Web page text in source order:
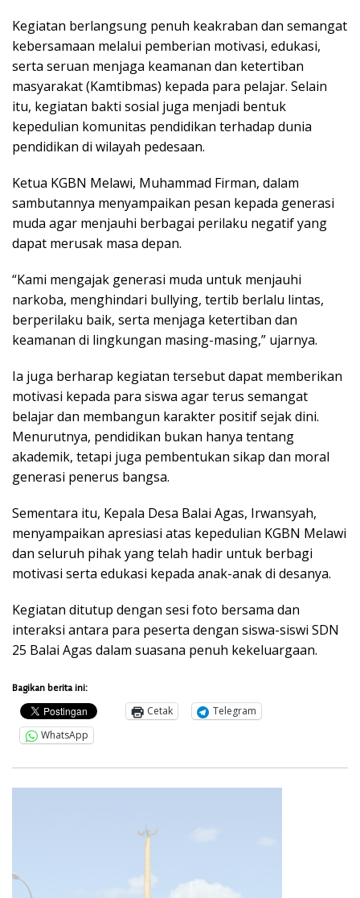
Kegiatan berlangsung penuh keakraban dan semangat
kebersamaan melalui pemberian motivasi, edukasi,
serta seruan menjaga keamanan dan ketertiban
masyarakat (Kamtibmas) kepada para pelajar. Selain
itu, kegiatan bakti sosial juga menjadi bentuk
kepedulian komunitas pendidikan terhadap dunia
pendidikan di wilayah pedesaan.
Ketua KGBN Melawi, Muhammad Firman, dalam
sambutannya menyampaikan pesan kepada generasi
muda agar menjauhi berbagai perilaku negatif yang
dapat merusak masa depan.
“Kami mengajak generasi muda untuk menjauhi
narkoba, menghindari bullying, tertib berlalu lintas,
berperilaku baik, serta menjaga ketertiban dan
keamanan di lingkungan masing-masing,” ujarnya.
Ia juga berharap kegiatan tersebut dapat memberikan
motivasi kepada para siswa agar terus semangat
belajar dan membangun karakter positif sejak dini.
Menurutnya, pendidikan bukan hanya tentang
akademik, tetapi juga pembentukan sikap dan moral
generasi penerus bangsa.
Sementara itu, Kepala Desa Balai Agas, Irwansyah,
menyampaikan apresiasi atas kepedulian KGBN Melawi
dan seluruh pihak yang telah hadir untuk berbagi
motivasi serta edukasi kepada anak-anak di desanya.
Kegiatan ditutup dengan sesi foto bersama dan
interaksi antara para peserta dengan siswa-siswi SDN
25 Balai Agas dalam suasana penuh kekeluargaan.
Bagikan berita ini:
Cetak
Telegram
WhatsApp